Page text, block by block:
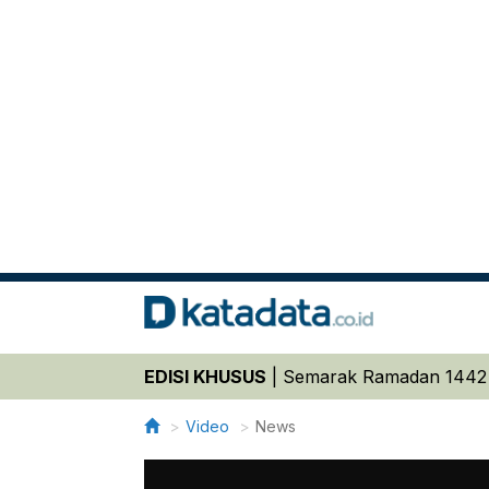
EDISI KHUSUS Semarak Ramadan
Video News